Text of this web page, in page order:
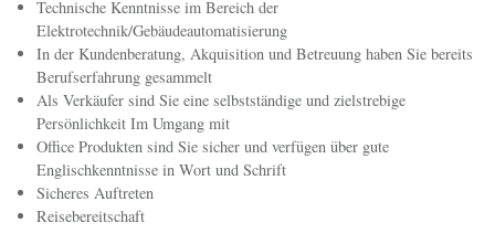
Technische Kenntnisse im Bereich der
Elektrotechnik/Gebäudeautomatisierung
In der Kundenberatung, Akquisition und Betreuung haben Sie bereits
Berufserfahrung gesammelt
Als Verkäufer sind Sie eine selbstständige und zielstrebige
Persönlichkeit Im Umgang mit
Office Produkten sind Sie sicher und verfügen über gute
Englischkenntnisse in Wort und Schrift
Sicheres Auftreten
Reisebereitschaft